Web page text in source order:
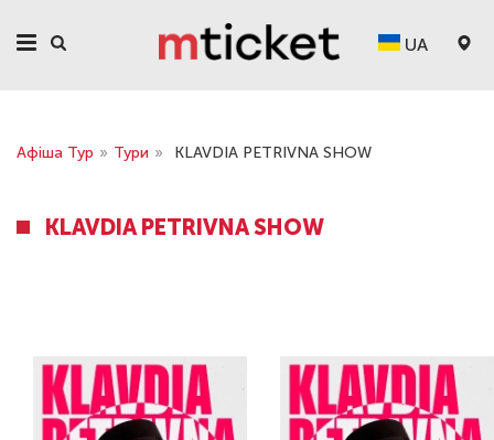
UA
Афіша Тур » Тури » KLAVDIA PETRIVNA SHOW
KLAVDIA PETRIVNA SHOW